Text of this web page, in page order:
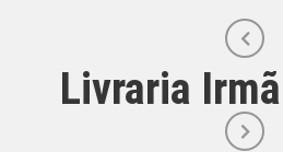
Livraria